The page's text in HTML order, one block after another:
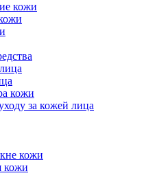
кожи
кожи
за кожей лица
кожи
кожи